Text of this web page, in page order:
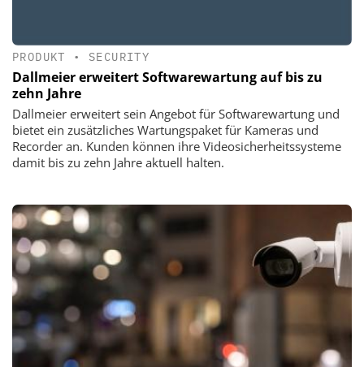
PRODUKT • SECURITY
Dallmeier erweitert Softwarewartung auf bis zu
zehn Jahre
Dallmeier erweitert sein Angebot für Softwarewartung und
bietet ein zusätzliches Wartungspaket für Kameras und
Recorder an. Kunden können ihre Videosicherheitssysteme
damit bis zu zehn Jahre aktuell halten.